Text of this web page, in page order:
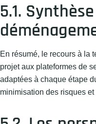
5.1.
En résumé, le recours à la
projet aux plateformes de
adaptées à chaque étape
minimisation des risques